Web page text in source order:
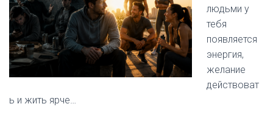
людьми у
тебя
появляется
энергия,
желание
действоват
ь и жить ярче…